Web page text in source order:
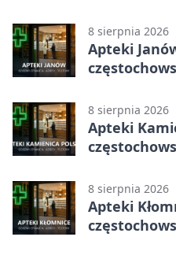
8 sierpnia 2026
Apteki
8 sierpnia 2026
Apteki
8 sierpnia 2026
Apteki